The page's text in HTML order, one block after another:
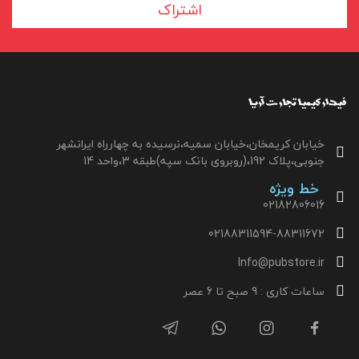
اشتراک
خیابان کریمخان،خیابان سمیه،نرسیده به چهارراه ایرانشهر
جنوبی،پلاک 192،(روبروی بانک سپه)طبقه 3،واحد 14
خط ویژه
02182806016
02188311594-88311672
Info@pubstore.ir
ساعات کاری : 9 صبح تا 6 عصر